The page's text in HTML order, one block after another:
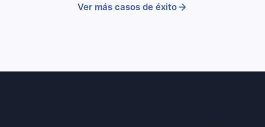
Ver más casos de éxito